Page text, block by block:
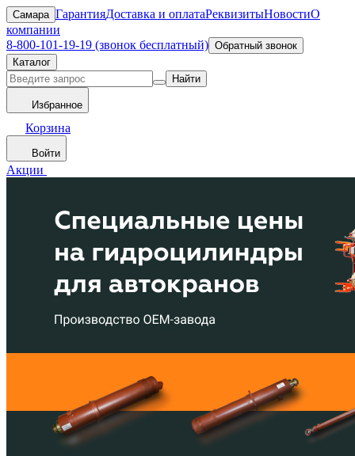
Самара ГарантияДоставка и оплатаРеквизитыНовостиО
компании
8-800-101-19-19 (звонок бесплатный) Обратный звонок
Каталог
Найти
Избранное
Корзина
Войти
Акции